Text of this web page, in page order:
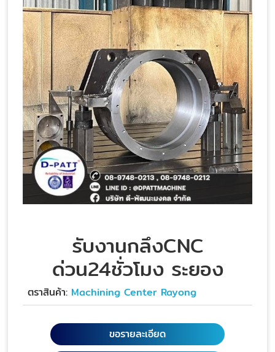
รับงานกลึงCNC
ด่วน24ชั่วโมง ระยอง
ตราสินค้า: Machining Center Rayong
ขอรายละเอียด